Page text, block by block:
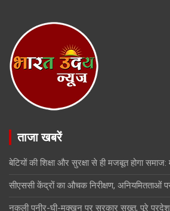
ताजा खबरें
बेटियों की शिक्षा और सुरक्षा से ही मजबूत होगा समाज:
सीएससी केंद्रों का औचक निरीक्षण, अनियमितताओं
नकली पनीर-घी-मक्खन पर सरकार सख्त, पूरे